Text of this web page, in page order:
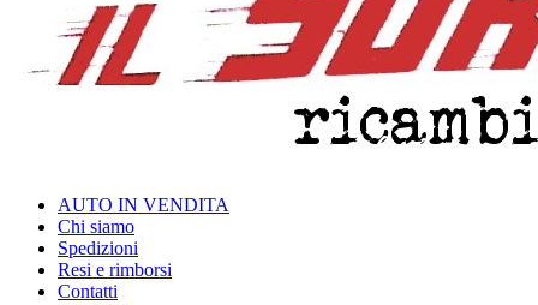
AUTO IN VENDITA
Chi siamo
Spedizioni
Resi e rimborsi
Contatti